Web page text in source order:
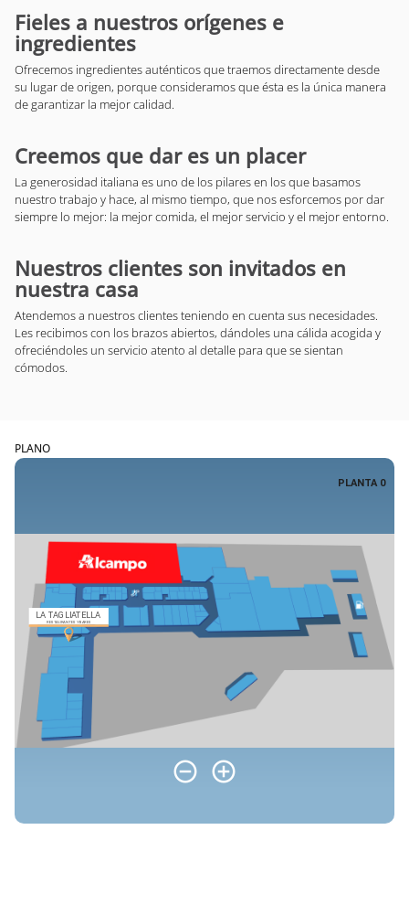
Fieles a nuestros orígenes e
ingredientes
Ofrecemos ingredientes auténticos que traemos directamente desde
su lugar de origen, porque consideramos que ésta es la única manera
de garantizar la mejor calidad.
Creemos que dar es un placer
La generosidad italiana es uno de los pilares en los que basamos
nuestro trabajo y hace, al mismo tiempo, que nos esforcemos por dar
siempre lo mejor: la mejor comida, el mejor servicio y el mejor entorno.
Nuestros clientes son invitados en
nuestra casa
Atendemos a nuestros clientes teniendo en cuenta sus necesidades.
Les recibimos con los brazos abiertos, dándoles una cálida acogida y
ofreciéndoles un servicio atento al detalle para que se sientan
cómodos.
PLANO